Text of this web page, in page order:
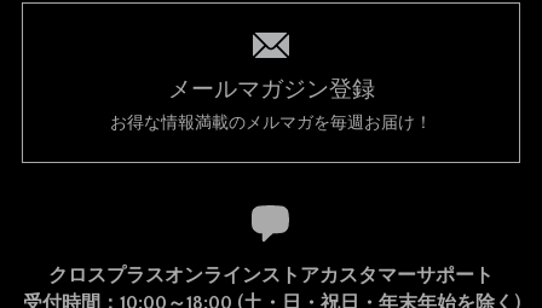
メールマガジン登録
お得な情報満載のメルマガを毎週お届け！
クロスプラスオンラインストアカスタマーサポート
受付時間：10:00～18:00 (土・日・祝日・年末年始を除く)